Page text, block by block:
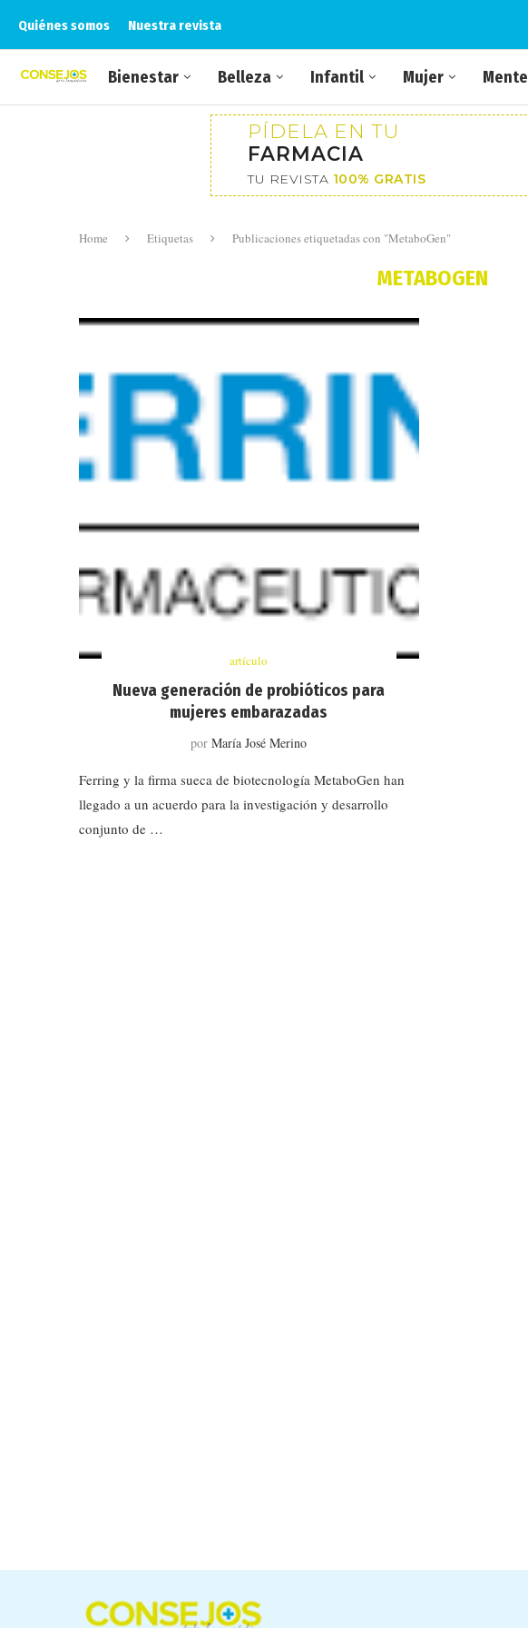
Quiénes somos Nuestra revista
Bienestar Belleza Infantil Mujer Mente
PÍDELA EN TU
FARMACIA
TU REVISTA 100% GRATIS
Home Etiquetas Publicaciones etiquetadas con "MetaboGen"
METABOGEN
artículo
Nueva generación de probióticos para
mujeres embarazadas
porMaría José Merino
Ferring y la firma sueca de biotecnología MetaboGen han
llegado a un acuerdo para la investigación y desarrollo
conjunto de …